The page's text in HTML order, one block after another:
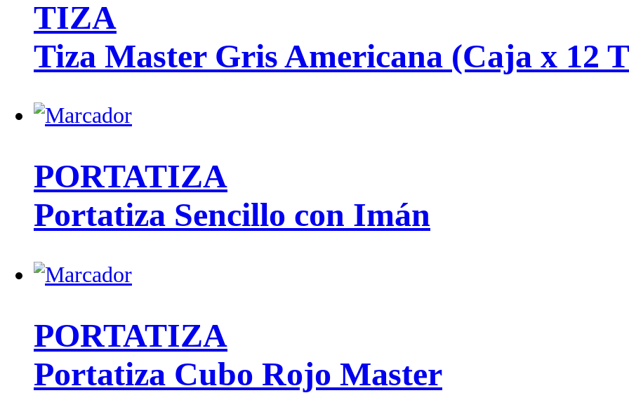
TIZA
Tiza Master Gris Americana (Caja x 12
PORTATIZA
Portatiza Sencillo con Imán
PORTATIZA
Portatiza Cubo Rojo Master